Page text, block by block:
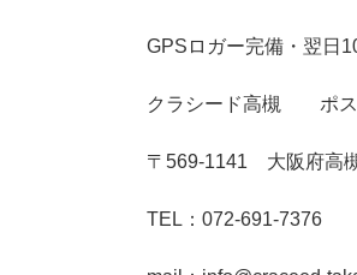
GPSロガー完備・翌日
クラシード高槻 ポス
〒569-1141 大阪府高
TEL：072-691-7376